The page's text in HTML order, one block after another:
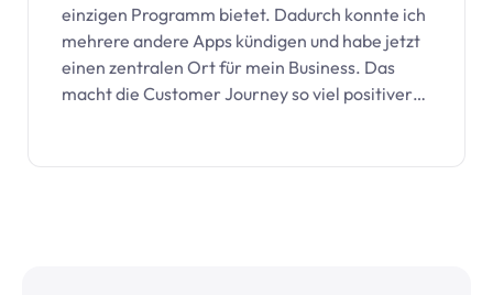
einzigen Programm bietet. Dadurch konnte ich
mehrere andere Apps kündigen und habe jetzt
einen zentralen Ort für mein Business. Das
macht die Customer Journey so viel positiver…